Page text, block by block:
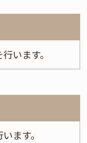
います。
ます。